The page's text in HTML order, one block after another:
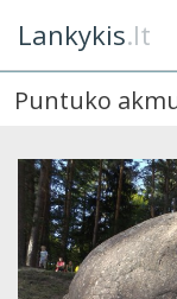
Lankykis.lt
Puntuko